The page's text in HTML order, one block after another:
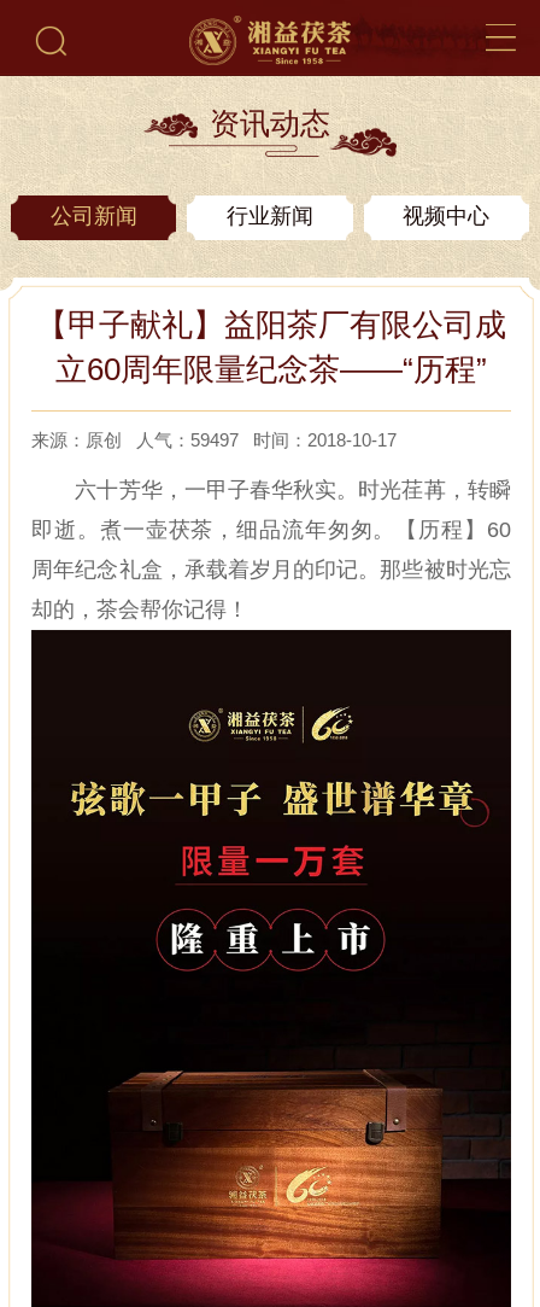
资讯动态
公司新闻 行业新闻 视频中心
【甲子献礼】益阳茶厂有限公司成
立60周年限量纪念茶——“历程”
来源：原创 人气：59497 时间：2018-10-17
六十芳华，一甲子春华秋实。时光荏苒，转瞬
即逝。煮一壶茯茶，细品流年匆匆。【历程】60
周年纪念礼盒，承载着岁月的印记。那些被时光忘
却的，茶会帮你记得！